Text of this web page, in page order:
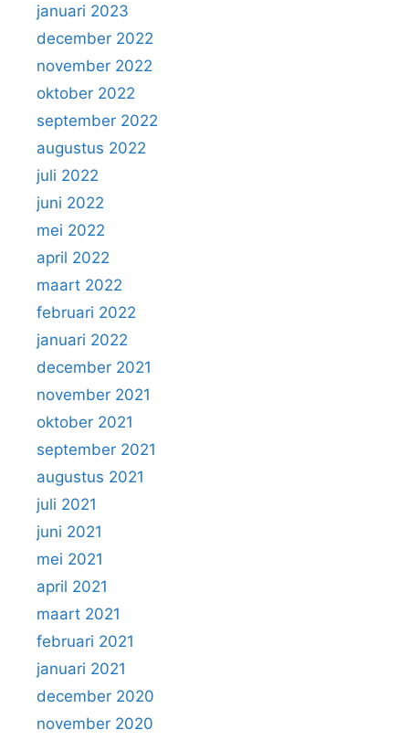
januari 2023
december 2022
november 2022
oktober 2022
september 2022
augustus 2022
juli 2022
juni 2022
mei 2022
april 2022
maart 2022
februari 2022
januari 2022
december 2021
november 2021
oktober 2021
september 2021
augustus 2021
juli 2021
juni 2021
mei 2021
april 2021
maart 2021
februari 2021
januari 2021
december 2020
november 2020